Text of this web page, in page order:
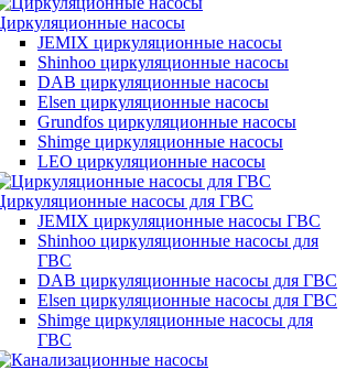
насосы
JEMIX циркуляционные насосы
Shinhoo циркуляционные насосы
DAB циркуляционные насосы
Elsen циркуляционные насосы
Grundfos циркуляционные насосы
Shimge циркуляционные насосы
LEO циркуляционные насосы
насосы для ГВС
JEMIX циркуляционные насосы ГВС
Shinhoo циркуляционные насосы для
ГВС
DAB циркуляционные насосы для ГВС
Elsen циркуляционные насосы для ГВС
Shimge циркуляционные насосы для
ГВС